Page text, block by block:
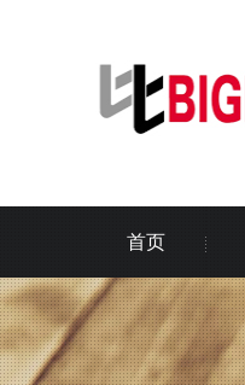
首页